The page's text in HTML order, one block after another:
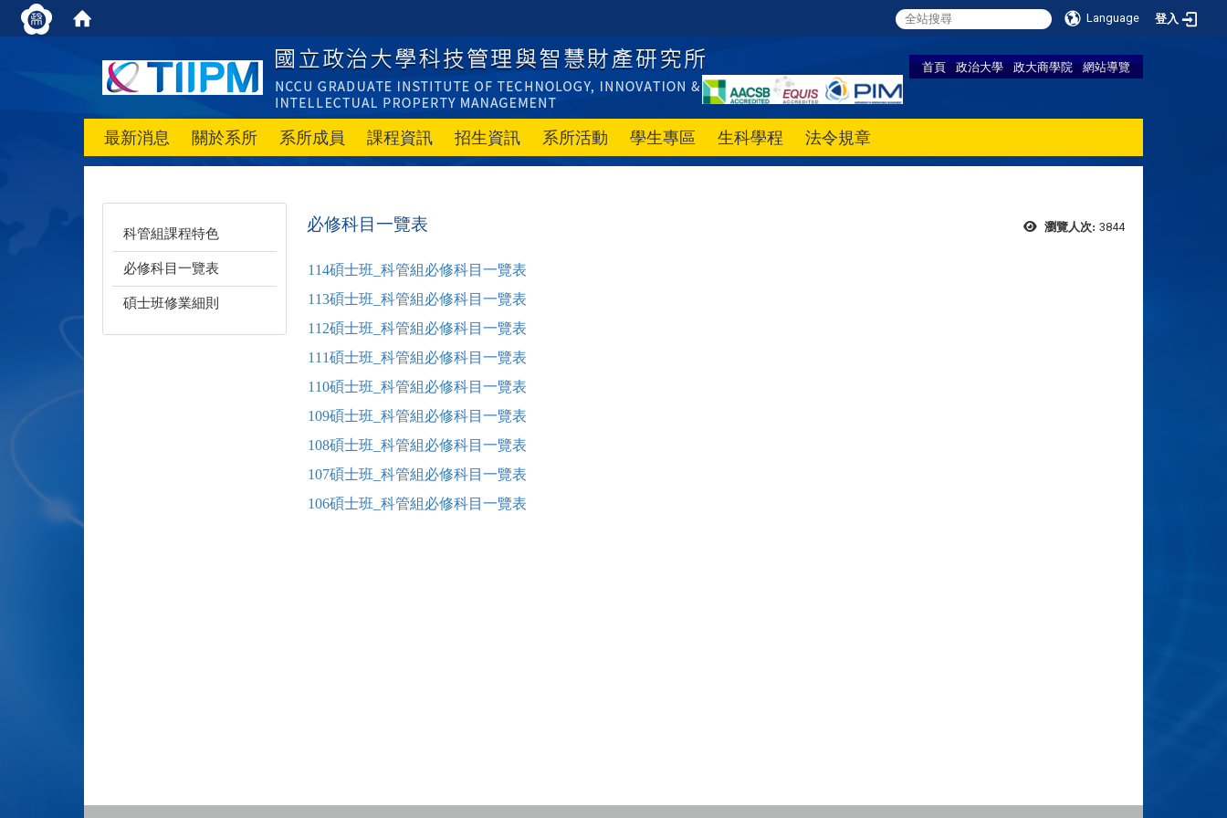
Language 登入
首頁 政治大學 政大商學院 網站導覽
最新消息 關於系所 系所成員 課程資訊 招生資訊 系所活動 學生專區 生科學程 法令規章
科管組課程特色
必修科目一覽表
碩士班修業細則
瀏覽人次: 3844
必修科目一覽表
114碩士班_ 科管組必修科目一覽表
113碩士班_ 科管組必修科目一覽表
112碩士班_ 科管組必修科目一覽表
111碩士班_ 科管組必修科目一覽表
110碩士班_ 科管組必修科目一覽表
109碩士班_ 科管組必修科目一覽表
108碩士班_ 科管組必修科目一覽表
107碩士班_ 科管組必修科目一覽表
106碩士班_ 科管組必修科目一覽表